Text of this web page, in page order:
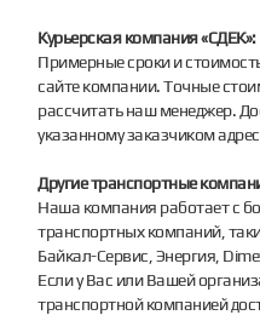
Курьерская компания «СДЕК»:
Примерные сроки и
сайте компании. Точные
рассчитать наш менеджер.
указанному заказчиком
Другие транспортные
Наша компания работает с
транспортных компаний,
Байкал-Сервис, Энергия,
Если у Вас или Вашей
транспортной компанией